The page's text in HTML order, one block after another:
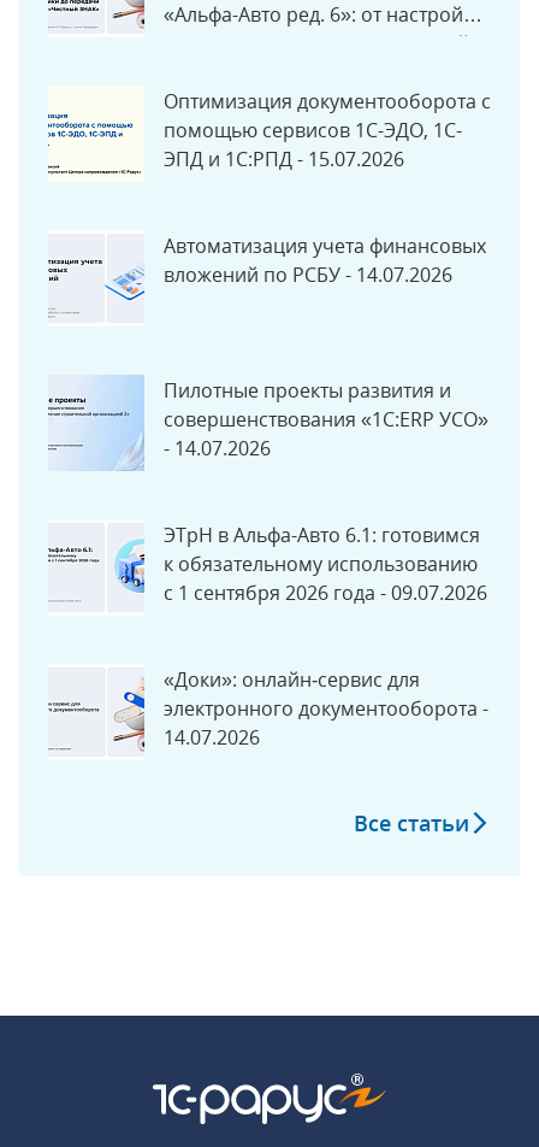
«Альфа-Авто ред. 6»: от настройки
до передачи данных в «Честный
Оптимизация документооборота с
помощью сервисов 1С-ЭДО, 1С-
ЭПД и 1С:РПД - 15.07.2026
Автоматизация учета финансовых
вложений по РСБУ - 14.07.2026
Пилотные проекты развития и
совершенствования «1С:ERP УСО»
- 14.07.2026
ЭТрН в Альфа-Авто 6.1: готовимся
к обязательному использованию
с 1 сентября 2026 года - 09.07.2026
«Доки»: онлайн‑сервис для
электронного документооборота -
14.07.2026
Все статьи